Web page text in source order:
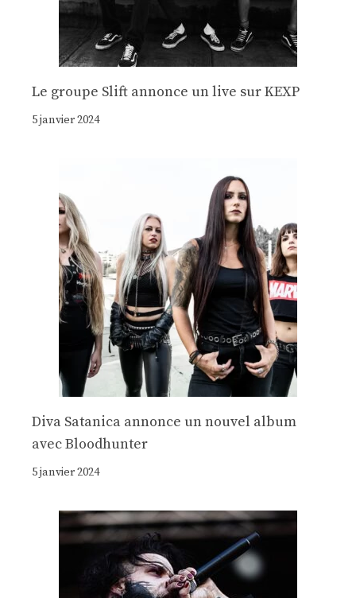
Le groupe Slift annonce un live sur KEXP
5 janvier 2024
Diva Satanica annonce un nouvel album
avec Bloodhunter
5 janvier 2024